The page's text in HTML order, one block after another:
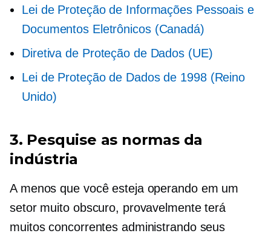
Lei de Proteção de Informações Pessoais e
Documentos Eletrônicos (Canadá)
Diretiva de Proteção de Dados (UE)
Lei de Proteção de Dados de 1998 (Reino
Unido)
3. Pesquise as normas da
indústria
A menos que você esteja operando em um
setor muito obscuro, provavelmente terá
muitos concorrentes administrando seus